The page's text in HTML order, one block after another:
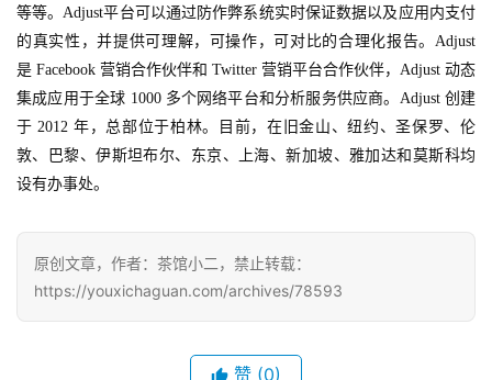
届
金
茶
奖
7
月
3
等等。Adjust平台可以通过防作弊系统实时保证数据以及应用内支付
的真实性，并提供可理解，可操作，可对比的合理化报告。Adjust
是 Facebook 营销合作伙伴和 Twitter 营销平台合作伙伴，Adjust 动态
集成应用于全球 1000 多个网络平台和分析服务供应商。Adjust 创建
于 2012 年，总部位于柏林。目前，在旧金山、纽约、圣保罗、伦
敦、巴黎、伊斯坦布尔、东京、上海、新加坡、雅加达和莫斯科均
设有办事处。
原创文章，作者：茶馆小二，禁止转载：
https://youxichaguan.com/archives/78593
赞 (0)